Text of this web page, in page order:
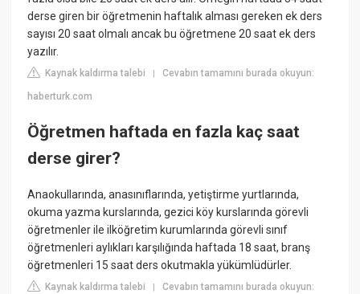
derse giren bir öğretmenin haftalık alması gereken ek ders
sayısı 20 saat olmalı ancak bu öğretmene 20 saat ek ders
yazılır.
Kaynak kaldırma talebi |Cevabın tamamını burada okuyun:
haberturk.com
Öğretmen haftada en fazla kaç saat
derse girer?
Anaokullarında, anasınıflarında, yetiştirme yurtlarında,
okuma yazma kurslarında, gezici köy kurslarında görevli
öğretmenler ile ilköğretim kurumlarında görevli sınıf
öğretmenleri aylıkları karşılığında haftada 18 saat, branş
öğretmenleri 15 saat ders okutmakla yükümlüdürler.
Kaynak kaldırma talebi |Cevabın tamamını burada okuyun: